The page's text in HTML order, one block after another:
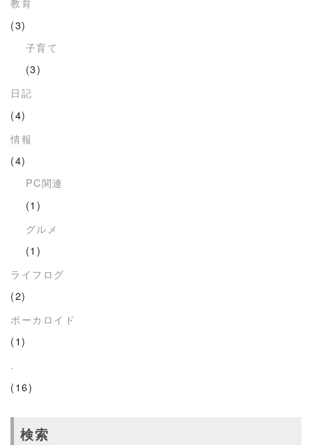
(3)
子育て
(3)
日記
(4)
情報
(4)
PC関連
(1)
グルメ
(1)
ライフログ
(2)
ボーカロイド
(1)
.
(16)
検索